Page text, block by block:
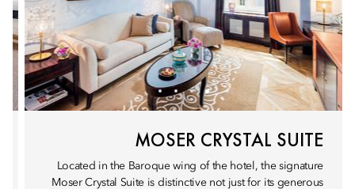
MOSER CRYSTAL SUITE
Located in the Baroque wing of the hotel, the signature
Moser Crystal Suite is distinctive not just for its generous